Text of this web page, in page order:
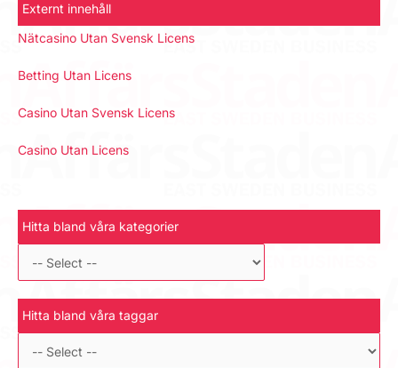
Externt innehåll
Nätcasino Utan Svensk Licens
Betting Utan Licens
Casino Utan Svensk Licens
Casino Utan Licens
Hitta bland våra kategorier
Hitta bland våra taggar